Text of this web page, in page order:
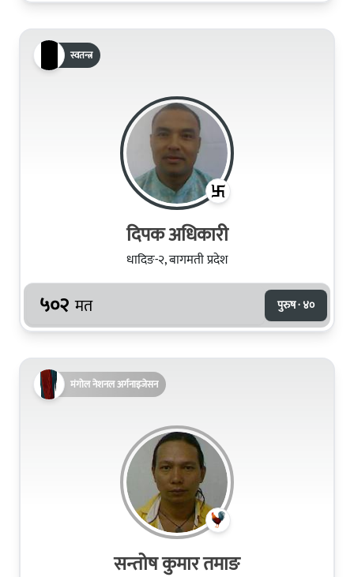
स्वतन्त्र
दिपक अधिकारी
धादिङ-२, बागमती प्रदेश
५०२ मत पुरुष · ४०
मंगोल नेशनल अर्गनाइजेसन
सन्तोष कुमार तमाङ